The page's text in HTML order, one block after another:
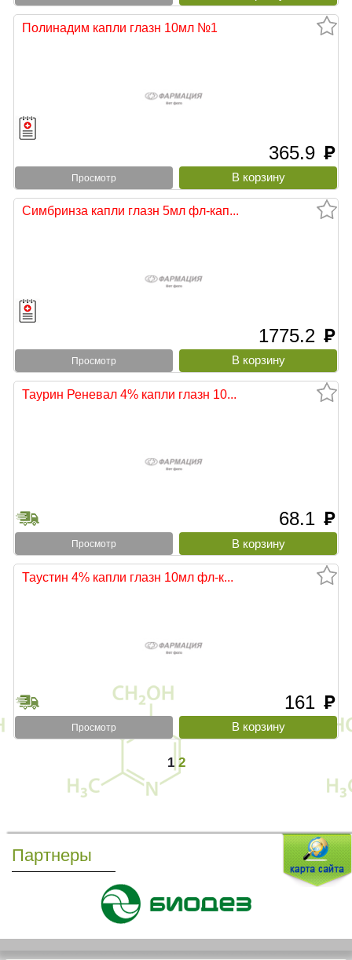
Полинадим капли глазн 10мл №1
365.9 руб
Просмотр
Симбринза капли глазн 5мл фл-кап...
1775.2 руб
Просмотр
Таурин Реневал 4% капли глазн 10...
68.1 руб
Просмотр
Таустин 4% капли глазн 10мл фл-к...
161 руб
Просмотр
1 2
Партнеры